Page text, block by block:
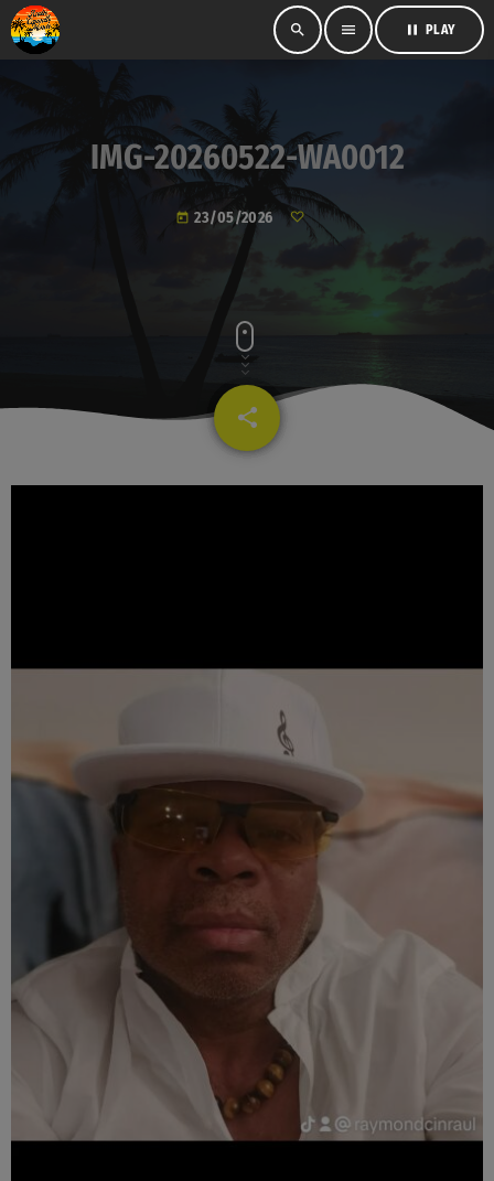
search menu pause PLAY
IMG-20260522-WA0012
today 23/05/2026
share
email